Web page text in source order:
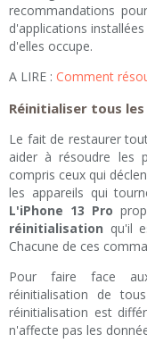
recommandations
d'applications
d'elles occupe.
A LIRE : Comment
Réinitialiser tous
Le fait de restaurer
aider à résoudre les
compris ceux qui
les appareils qui
L'iPhone 13 Pro
réinitialisation qu'il
Chacune de ces
Pour faire face
réinitialisation de
réinitialisation est
n'affecte pas les